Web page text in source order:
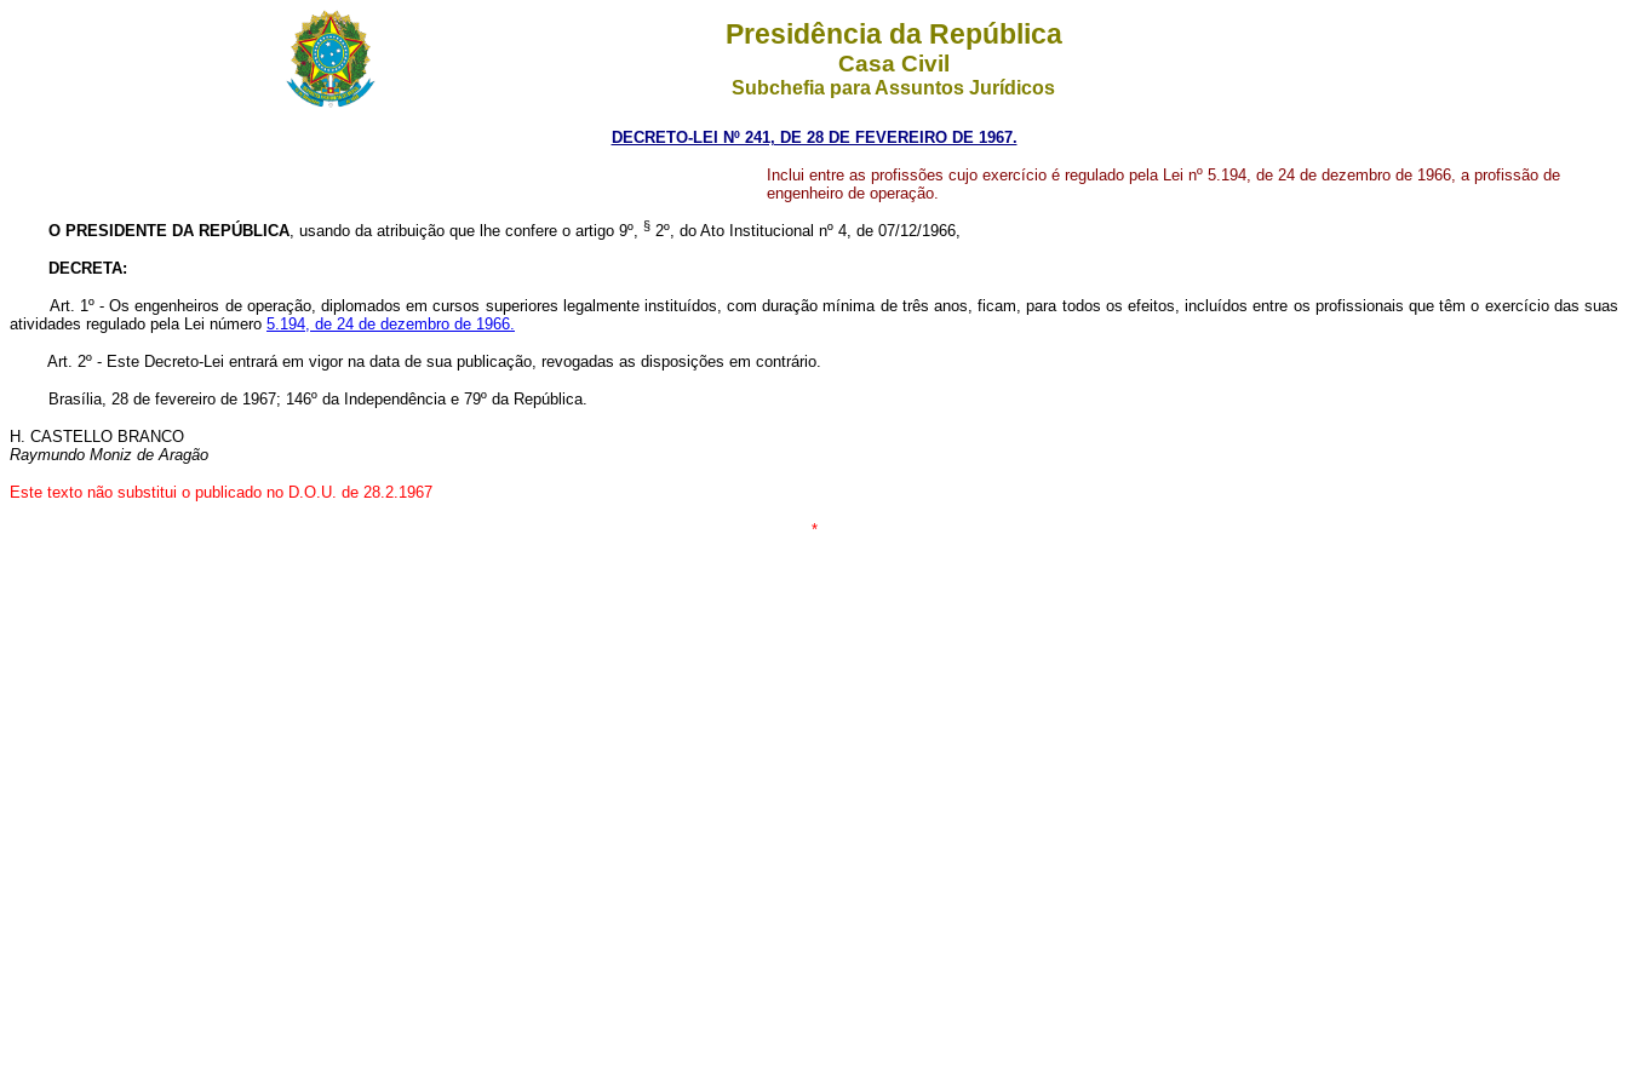
Presidência da República
Casa Civil
Subchefia para Assuntos Jurídicos
DECRETO-LEI Nº 241, DE 28 DE FEVEREIRO DE 1967.
Inclui entre as profissões cujo exercício é regulado pela Lei nº 5.194, de 24 de dezembro de 1966, a profissão de
engenheiro de operação.
O PRESIDENTE DA REPÚBLICA, usando da atribuição que lhe confere o artigo 9º, § 2º, do Ato Institucional nº 4, de 07/12/1966,
DECRETA:
Art. 1º - Os engenheiros de operação, diplomados em cursos superiores legalmente instituídos, com duração mínima de três anos, ficam, para todos os efeitos, incluídos entre os profissionais que têm o exercício das suas
atividades regulado pela Lei número 5.194, de 24 de dezembro de 1966.
Art. 2º - Este Decreto-Lei entrará em vigor na data de sua publicação, revogadas as disposições em contrário.
Brasília, 28 de fevereiro de 1967; 146º da Independência e 79º da República.
H. CASTELLO BRANCO
Raymundo Moniz de Aragão
Este texto não substitui o publicado no D.O.U. de 28.2.1967
*